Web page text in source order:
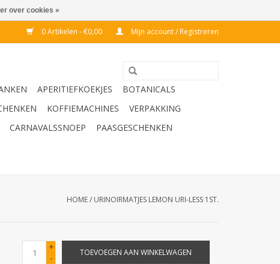
0 Artikelen - €0,00 Mijn account / Registreren
APERITIEFKOEKJES
BOTANICALS
KOFFIEMACHINES
VERPAKKING
CARNAVALSSNOEP
PAASGESCHENKEN
HOME/ URINOIRMATJES LEMON URI-LESS 1ST.
+
-
TOEVOEGEN AAN WINKELWAGEN
over cookies »